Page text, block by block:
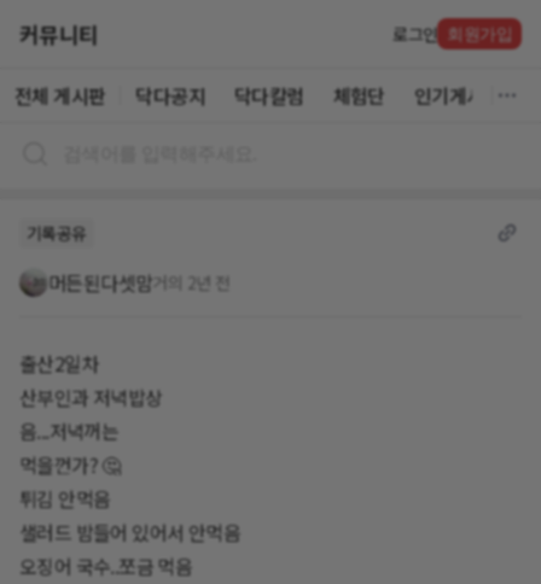
커뮤니티 로그인 회원가입
전체 게시판 닥다공지 닥다칼럼 체험단 인기게시글
기록공유
머든된다셋맘 거의 2년 전
출산2일차
산부인과 저녁밥상
음...저녁꺼는
먹을껀가? 🤔
튀김 안먹음
샐러드 밤들어 있어서 안먹음
오징어 국수..쪼금 먹음